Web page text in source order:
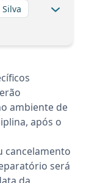
ambiente de
após o
cancelamento
será